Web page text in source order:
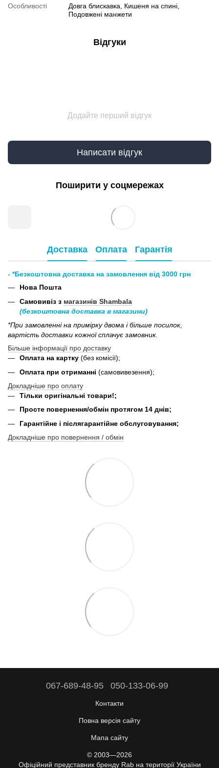
Особливості
Довга блискавка, Кишеня на спині,
Подовжені манжети
Відгуки
Додайте перший відгук
Написати відгук
Поширити у соцмережах
Доставка Оплата Гарантія
- *Безкоштовна доставка на замовлення від 3000 грн
Нова Пошта
Самовивіз з магазинів Shambala
(безкоштовна доставка в магазини)
*При замовленні на примірку двома і більше посилок,
вартість доставки кожної сплачує замовник.
Більше інформації про доставку
Оплата на картку (без комісії);
Оплата при отриманні (самовивезення);
Докладніше про оплату
Тільки оригінальні товари!;
Просте повернення/обмін протягом 14 днів;
Гарантійне і післягарантійне обслуговування;
Докладніше про повернення / обмін
067-689-48-95 050-133-06-99
Контакти
Повна версія сайту
Мапа сайту
© 2003—2026
Офіційний представник бренду Rab на території України